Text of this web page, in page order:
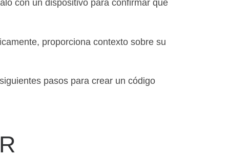
con un dispositivo para confirmar que
proporciona contexto sobre su
pasos para crear un código